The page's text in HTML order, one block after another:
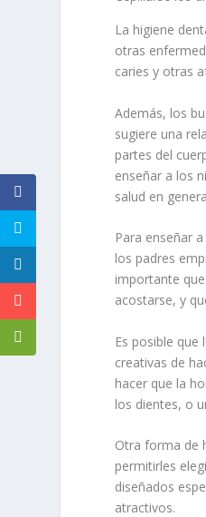
La higiene
otras
caries y otras
Además, los
sugiere una
partes del
enseñar a los
salud en
Para enseñar
los padres
importante
acostarse, y
Es posible que
creativas de
hacer que la
los dientes, o
Otra forma de
permitirles
diseñados
atractivos.